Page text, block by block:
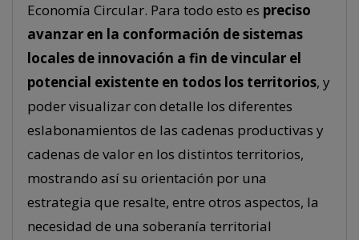
Economía Circular. Para todo esto es preciso
avanzar en la conformación de sistemas
locales de innovación a fin de vincular el
potencial existente en todos los territorios, y
poder visualizar con detalle los diferentes
eslabonamientos de las cadenas productivas y
cadenas de valor en los distintos territorios,
mostrando así su orientación por una
estrategia que resalte, entre otros aspectos, la
necesidad de una soberanía territorial